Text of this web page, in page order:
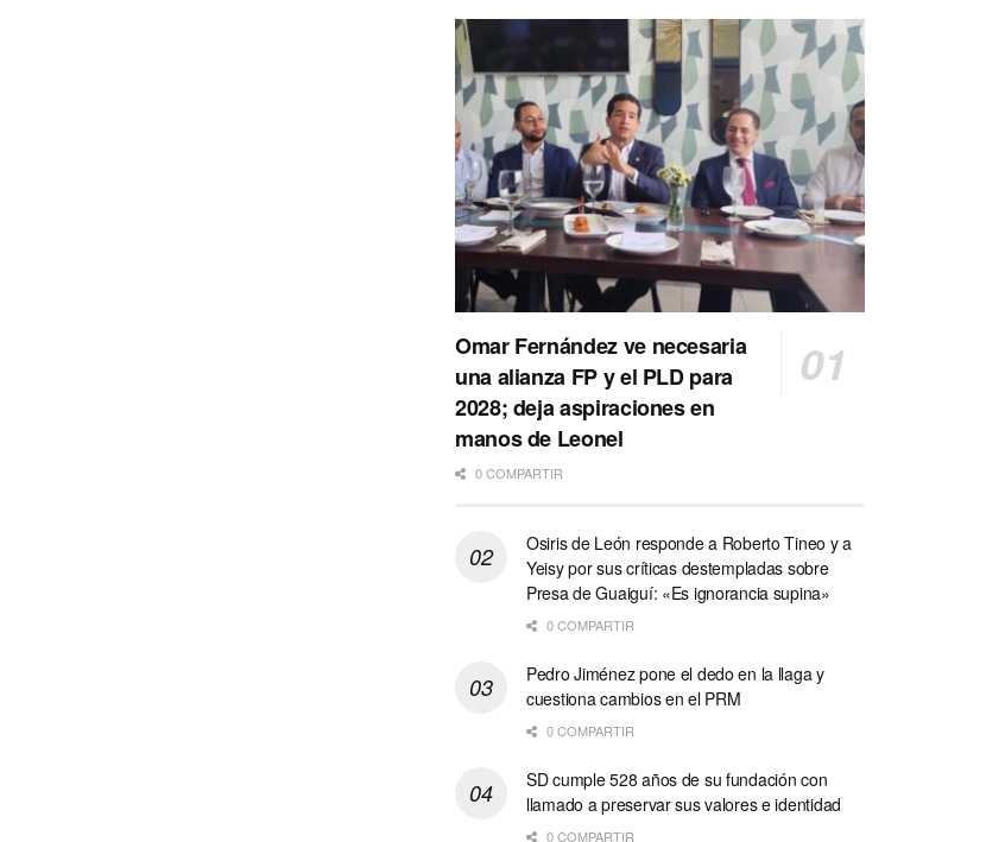
Omar Fernández ve necesaria
una alianza FP y el PLD para
2028; deja aspiraciones en
manos de Leonel
0 COMPARTIR
Osiris de León responde a Roberto Tineo y a
Yeisy por sus críticas destempladas sobre
Presa de Guaiguí: «Es ignorancia supina»
0 COMPARTIR
Pedro Jiménez pone el dedo en la llaga y
cuestiona cambios en el PRM
0 COMPARTIR
SD cumple 528 años de su fundación con
llamado a preservar sus valores e identidad
0 COMPARTIR